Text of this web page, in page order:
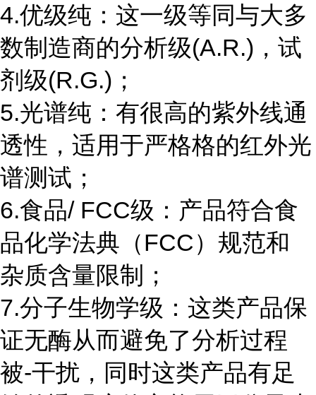
4.优级纯：这一级等同与大多
数制造商的分析级(A.R.)，试
剂级(R.G.)；
5.光谱纯：有很高的紫外线通
透性，适用于严格格的红外光
谱测试；
6.食品/ FCC级：产品符合食
品化学法典（FCC）规范和
杂质含量限制；
7.分子生物学级：这类产品保
证无酶从而避免了分析过程
被-干扰，同时这类产品有足